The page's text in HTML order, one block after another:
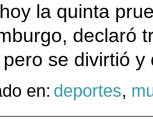
la quinta
declaró
pero se divirtió
en: deportes,